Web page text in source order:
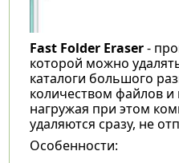
Fast Folder Eraser-
которой можно
каталоги большого
количеством файлов и
нагружая при этом
удаляются сразу, не
Особенности: